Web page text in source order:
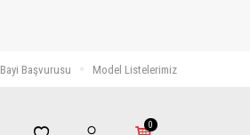
Bayi Başvurusu Model Listelerimiz
0